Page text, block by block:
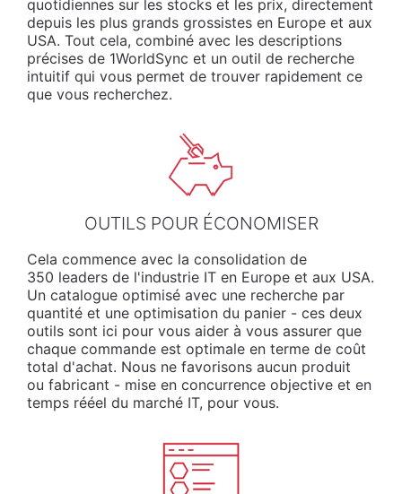
quotidiennes sur les stocks et les prix, directement
depuis les plus grands grossistes en Europe et aux
USA. Tout cela, combiné avec les descriptions
précises de 1WorldSync et un outil de recherche
intuitif qui vous permet de trouver rapidement ce
que vous recherchez.
OUTILS POUR ÉCONOMISER
Cela commence avec la consolidation de
350 leaders de l'industrie IT en Europe et aux USA.
Un catalogue optimisé avec une recherche par
quantité et une optimisation du panier - ces deux
outils sont ici pour vous aider à vous assurer que
chaque commande est optimale en terme de coût
total d'achat. Nous ne favorisons aucun produit
ou fabricant - mise en concurrence objective et en
temps rééel du marché IT, pour vous.